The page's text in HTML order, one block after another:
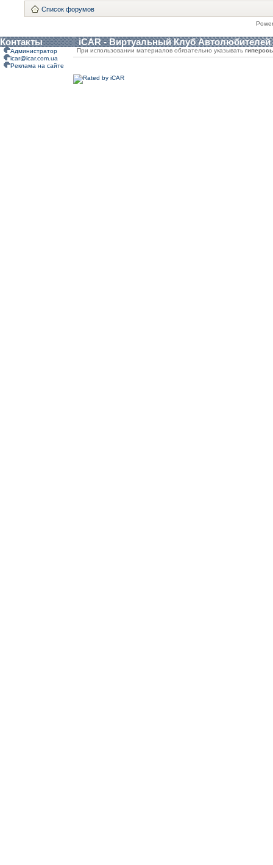
Список форумов
Контакты iCAR - Виртуальный Клуб Автолюбителей
Администратор
icar@icar.com.ua
Реклама на сайте
При использовании материалов обязательно указывать